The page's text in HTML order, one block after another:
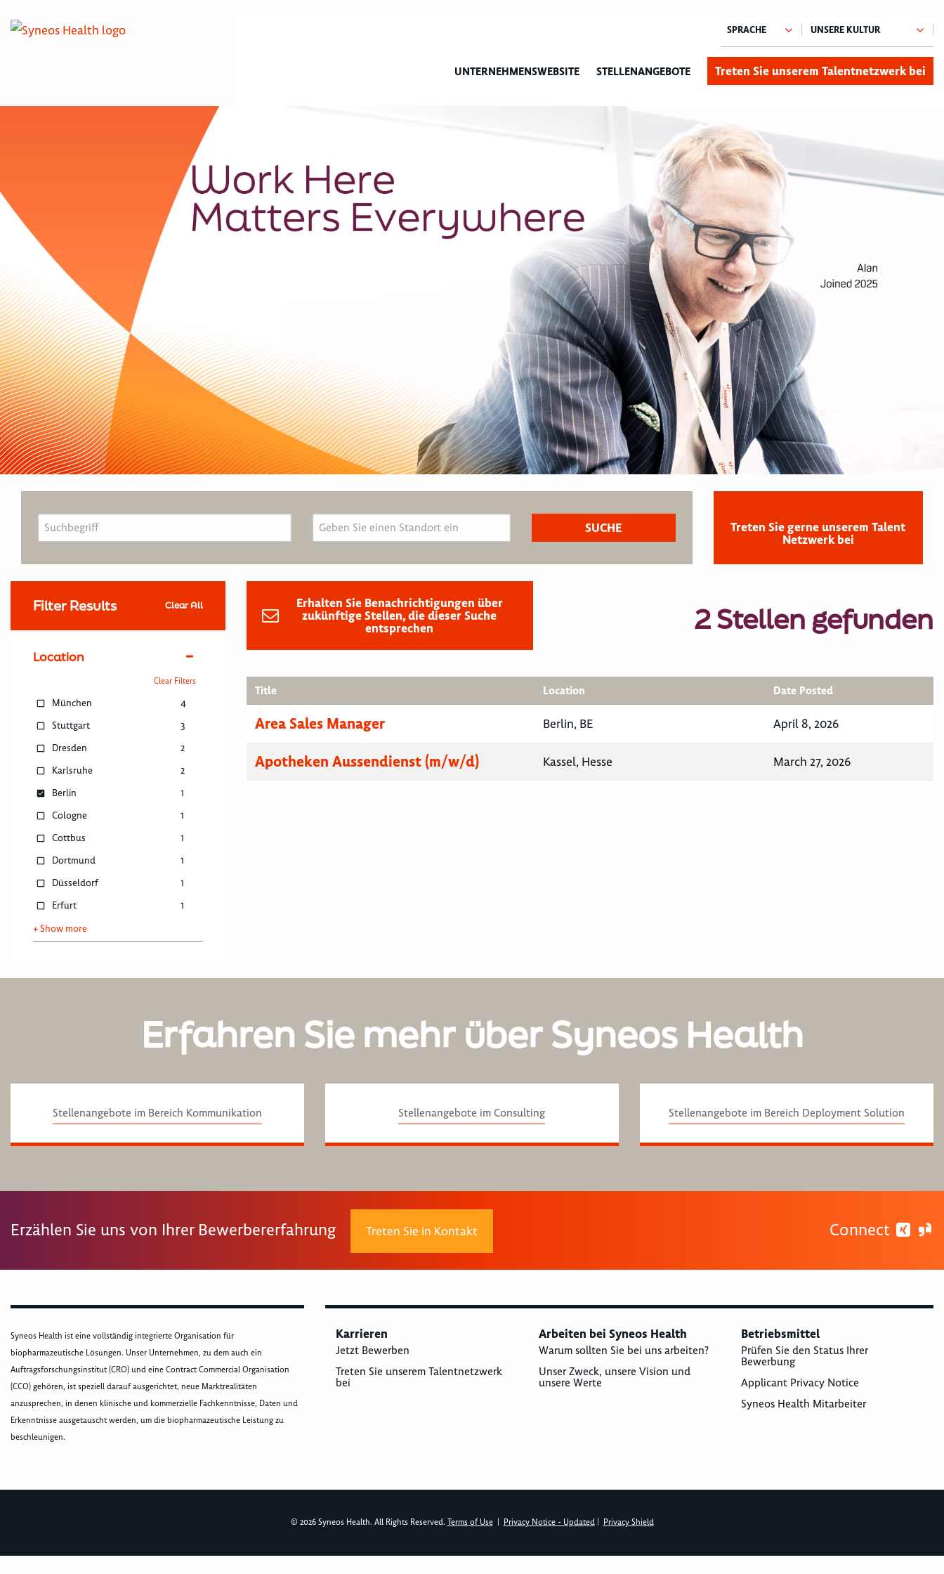
UNTERNEHMENSWEBSITE STELLENANGEBOTE Treten Sie unserem Talentnetzwerk bei
Treten Sie gerne unserem Talent
Netzwerk bei
Filter Results Clear All
Location
Clear Filters
München
4
Stuttgart
3
Dresden
2
Karlsruhe
2
Berlin
1
Cologne
1
Cottbus
1
Dortmund
1
Düsseldorf
1
Erfurt
1
+ Show more
Erhalten Sie Benachrichtigungen über
zukünftige Stellen, die dieser Suche
entsprechen
2 Stellen gefunden
Title Location Date Posted
Area Sales Manager Berlin, BE April 8, 2026
Apotheken Aussendienst (m/w/d) Kassel, Hesse March 27, 2026
Erfahren Sie mehr über Syneos Health
Stellenangebote im Bereich Kommunikation Stellenangebote im Consulting Stellenangebote im Bereich Deployment Solution
Erzählen Sie uns von Ihrer Bewerbererfahrung Treten Sie in Kontakt Connect
Syneos Health ist eine vollständig integrierte Organisation für
biopharmazeutische Lösungen. Unser Unternehmen, zu dem auch ein
Auftragsforschungsinstitut (CRO) und eine Contract Commercial Organisation
(CCO) gehören, ist speziell darauf ausgerichtet, neue Marktrealitäten
anzusprechen, in denen klinische und kommerzielle Fachkenntnisse, Daten und
Erkenntnisse ausgetauscht werden, um die biopharmazeutische Leistung zu
beschleunigen.
Karrieren
Jetzt Bewerben
Treten Sie unserem Talentnetzwerk
bei
Arbeiten bei Syneos Health
Warum sollten Sie bei uns arbeiten?
Unser Zweck, unsere Vision und
unsere Werte
Betriebsmittel
Prüfen Sie den Status Ihrer
Bewerbung
Applicant Privacy Notice
Syneos Health Mitarbeiter
© 2026 Syneos Health. All Rights Reserved. Terms of Use| Privacy Notice - Updated| Privacy Shield